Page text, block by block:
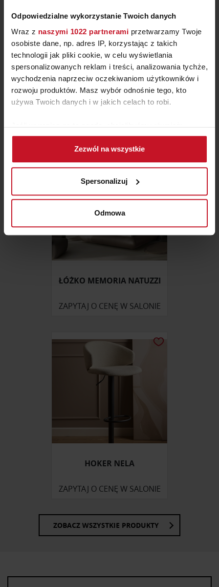
Odpowiedzialne wykorzystanie Twoich danych
Wraz z naszymi 1022 partnerami przetwarzamy Twoje
osobiste dane, np. adres IP, korzystając z takich
technologii jak pliki cookie, w celu wyświetlania
spersonalizowanych reklam i treści, analizowania tychże,
wychodzenia naprzeciw oczekiwaniom użytkowników i
rozwoju produktów. Masz wybór odnośnie tego, kto
używa Twoich danych i w jakich celach to robi.
Jeśli wyrazisz na to zgodę, chcielibyśmy również:
Gromadzić dane dotyczące Twojej lokalizacji
geograficznej z dokładnością nawet do kilku metrów
Identyfikować Twoje urządzenie, aktywnie
(fingerprinting, czyli wirtualny odcisk palca)
Dowiedz się więcej odnośnie tego, jak Twoje osobiste
dane są przetwarzane oraz ustaw własne preferencje w
zmienić lub wycofać swoją zgodę w dowolnej chwili.
Wykorzystujemy pliki cookie do spersonalizowania treści
analizować ruch w naszej witrynie. Informacje o tym, jak
społecznościowym, reklamowym i analitycznym.
korzystania z ich usług.
Zezwól na wszystkie
Spersonalizuj
Odmowa
BIURKO NASDAQ
ŁÓŻKO MEMORIA NATUZZI
ZAPYTAJ O CENĘ W SALONIE
HOKER NELA
ZAPYTAJ O CENĘ W SALONIE
ZOBACZ WSZYSTKIE PRODUKTY